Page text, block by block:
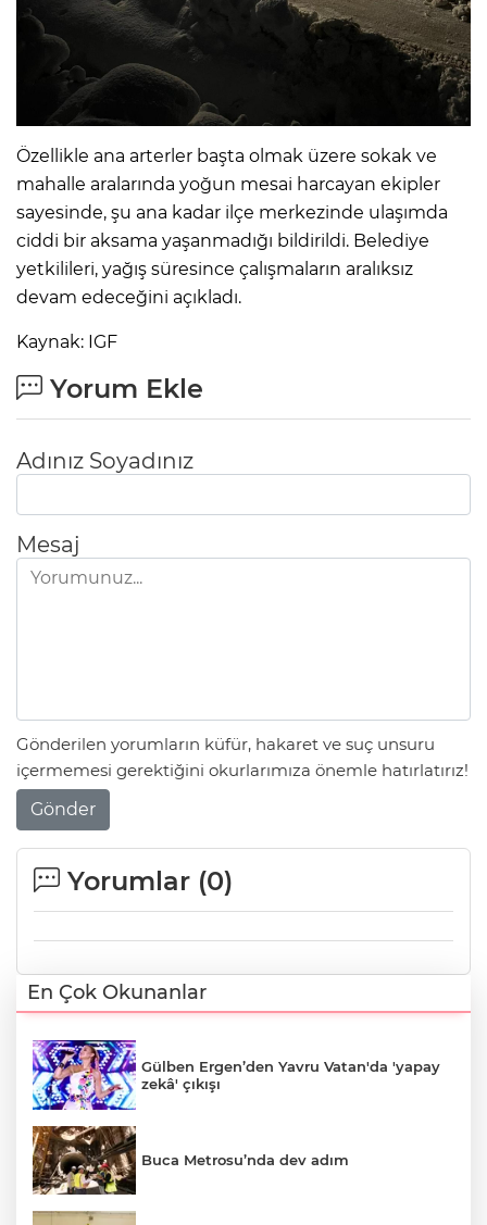
Özellikle ana arterler başta olmak üzere sokak ve
mahalle aralarında yoğun mesai harcayan ekipler
sayesinde, şu ana kadar ilçe merkezinde ulaşımda
ciddi bir aksama yaşanmadığı bildirildi. Belediye
yetkilileri, yağış süresince çalışmaların aralıksız
devam edeceğini açıkladı.
Kaynak: IGF
Yorum Ekle
Adınız Soyadınız
Mesaj
Gönderilen yorumların küfür, hakaret ve suç unsuru
içermemesi gerektiğini okurlarımıza önemle hatırlatırız!
Gönder
Yorumlar (0)
En Çok Okunanlar
Gülben Ergen’den Yavru Vatan'da 'yapay
zekâ' çıkışı
Buca Metrosu’nda dev adım